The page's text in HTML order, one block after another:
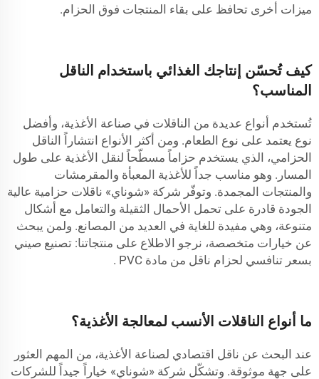
ميزات أخرى تحافظ على بقاء المنتجات فوق الحزام.
كيف تُحسّن إنتاجك الغذائي باستخدام الناقل
المناسب؟
تُستخدم أنواع عديدة من الناقلات في صناعة الأغذية، وأفضل
نوع يعتمد على نوع الطعام. ومن أكثر الأنواع انتشاراً الناقل
الحزامي، الذي يستخدم حزاماً مسطّحاً لنقل الأغذية على طول
المسار. وهو مناسب جداً للأغذية المعبأة والمقرمشات
والمنتجات المجمدة. وتوفّر شركة «شوناي» ناقلات حزامية عالية
الجودة قادرة على تحمل الأحمال الثقيلة والتعامل مع أشكال
متنوعة، وهي مفيدة للغاية في العديد من المصانع. ولمن يبحث
عن خيارات متخصصة، نرجو الاطلاع على منتجاتنا: تصنيع صيني
بسعر تنافسي لحزام ناقل من مادة PVC
.
ما أنواع الناقلات الأنسب لمعالجة الأغذية؟
عند البحث عن ناقل اقتصادي لصناعة الأغذية، من المهم العثور
على جهة موثوقة. وتشكّل شركة «شوناي» خياراً جيداً للشركات